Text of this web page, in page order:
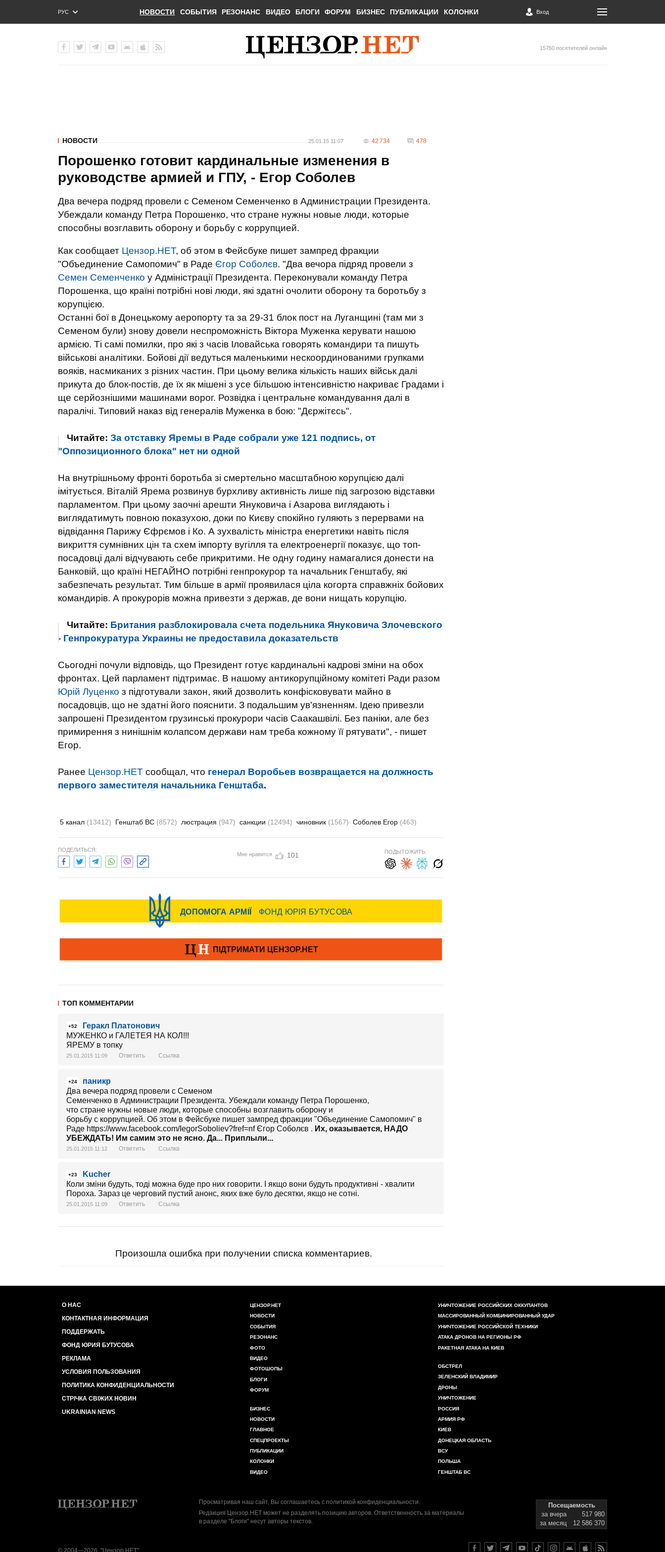
РУС
ENG
НОВОСТИ СОБЫТИЯ РЕЗОНАНС ВИДЕО БЛОГИ ФОРУМ БИЗНЕС ПУБЛИКАЦИИ КОЛОНКИ Вход
15750 посетителей онлайн
НОВОСТИ 25.01.15 11:07 42 734 478
Порошенко готовит кардинальные изменения в
руководстве армией и ГПУ, - Егор Соболев
Два вечера подряд провели с Семеном Семенченко в Администрации Президента.
Убеждали команду Петра Порошенко, что стране нужны новые люди, которые
способны возглавить оборону и борьбу с коррупцией.
Как сообщает Цензор.НЕТ, об этом в Фейсбуке пишет зампред фракции
"Объединение Самопомич" в Раде Єгор Соболєв. "Два вечора підряд провели з
Семен Семенченко у Адміністрації Президента. Переконували команду Петра
Порошенка, що країні потрібні нові люди, які здатні очолити оборону та боротьбу з
корупцією.
Останні бої в Донецькому аеропорту та за 29-31 блок пост на Луганщині (там ми з
Семеном були) знову довели неспроможність Віктора Муженка керувати нашою
армією. Ті самі помилки, про які з часів Іловайська говорять командири та пишуть
військові аналітики. Бойові дії ведуться маленькими нескоординованими групками
вояків, насмиканих з різних частин. При цьому велика кількість наших військ далі
прикута до блок-постів, де їх як мішені з усе більшою інтенсивністю накриває Градами і
ще серйознішими машинами ворог. Розвідка і центральне командування далі в
паралічі. Типовий наказ від генералів Муженка в бою: "Дєржітєсь".
Читайте: За отставку Яремы в Раде собрали уже 121 подпись, от
"Оппозиционного блока" нет ни одной
На внутрішньому фронті боротьба зі смертельно масштабною корупцією далі
імітується. Віталій Ярема розвинув бурхливу активність лише під загрозою відставки
парламентом. При цьому заочні арешти Януковича і Азарова виглядають і
виглядатимуть повною показухою, доки по Києву спокійно гуляють з перервами на
відвідання Парижу Єфрємов і Ко. А зухвалість міністра енергетики навіть після
викриття сумнівних цін та схем імпорту вугілля та електроенергії показує, що топ-
посадовці далі відчувають себе прикритими. Не одну годину намагалися донести на
Банковій, що країні НЕГАЙНО потрібні генпрокурор та начальник Генштабу, які
забезпечать результат. Тим більше в армії проявилася ціла когорта справжніх бойових
командирів. А прокурорів можна привезти з держав, де вони нищать корупцію.
Читайте: Британия разблокировала счета подельника Януковича Злочевского
- Генпрокуратура Украины не предоставила доказательств
Сьогодні почули відповідь, що Президент готує кардинальні кадрові зміни на обох
фронтах. Цей парламент підтримає. В нашому антикорупційному комітеті Ради разом
Юрій Луценко з підготували закон, який дозволить конфісковувати майно в
посадовців, що не здатні його пояснити. З подальшим ув'язненням. Ідею привезли
запрошені Президентом грузинські прокурори часів Саакашвілі. Без паніки, але без
примирення з нинішнім колапсом держави нам треба кожному її рятувати", - пишет
Егор.
Ранее Цензор.НЕТ сообщал, что генерал Воробьев возвращается на должность
первого заместителя начальника Генштаба.
5 канал (13412) Генштаб ВС (8572) люстрация (947) санкции (12494) чиновник (1567) Соболев Егор (463)
ПОДЕЛИТЬСЯ:
Мне нравится 101 ПОДЫТОЖИТЬ:
ТОП КОММЕНТАРИИ
+52
Геракл Платонович
МУЖЕНКО и ГАЛЕТЕЯ НА КОЛ!!!
ЯРЕМУ в топку
25.01.2015 11:09 Ответить Ссылка
+24
паникр
Два вечера подряд провели с Семеном
Семенченко в Администрации Президента. Убеждали команду Петра Порошенко,
что стране нужны новые люди, которые способны возглавить оборону и
борьбу с коррупцией. Об этом в Фейсбуке пишет зампред фракции "Объединение Самопомич" в
Раде https://www.facebook.com/IegorSoboliev?fref=nf Єгор Соболєв . Их, оказывается, НАДО
УБЕЖДАТЬ! Им самим это не ясно. Да... Приплыли...
25.01.2015 11:12 Ответить Ссылка
+23
Kucher
Коли зміни будуть, тоді можна буде про них говорити. І якщо вони будуть продуктивні - хвалити
Пороха. Зараз це черговий пустий анонс, яких вже було десятки, якщо не сотні.
25.01.2015 11:09 Ответить Ссылка
Произошла ошибка при получении списка комментариев.
О НАС
КОНТАКТНАЯ ИНФОРМАЦИЯ
ПОДДЕРЖАТЬ
ФОНД ЮРИЯ БУТУСОВА
РЕКЛАМА
УСЛОВИЯ ПОЛЬЗОВАНИЯ
ПОЛИТИКА КОНФИДЕНЦИАЛЬНОСТИ
СТРІЧКА СВІЖИХ НОВИН
UKRAINIAN NEWS
ЦЕНЗОР.НЕТ
НОВОСТИ
СОБЫТИЯ
РЕЗОНАНС
ФОТО
ВИДЕО
ФОТОШОПЫ
БЛОГИ
ФОРУМ
БИЗНЕС
НОВОСТИ
ГЛАВНОЕ
СПЕЦПРОЕКТЫ
ПУБЛИКАЦИИ
КОЛОНКИ
ВИДЕО
УНИЧТОЖЕНИЕ РОССИЙСКИХ ОККУПАНТОВ
МАССИРОВАННЫЙ КОМБИНИРОВАННЫЙ УДАР
УНИЧТОЖЕНИЕ РОССИЙСКОЙ ТЕХНИКИ
АТАКА ДРОНОВ НА РЕГИОНЫ РФ
РАКЕТНАЯ АТАКА НА КИЕВ
ОБСТРЕЛ
ЗЕЛЕНСКИЙ ВЛАДИМИР
ДРОНЫ
УНИЧТОЖЕНИЕ
РОССИЯ
АРМИЯ РФ
КИЕВ
ДОНЕЦКАЯ ОБЛАСТЬ
ВСУ
ПОЛЬША
ГЕНШТАБ ВС
Просматривая наш сайт, Вы соглашаетесь с политикой конфиденциальности.
Редакция Цензор.НЕТ может не разделять позицию авторов. Ответственность за материалы
в разделе "Блоги" несут авторы текстов.
Посещаемость
за вчера
517 980
за месяц
12 586 370